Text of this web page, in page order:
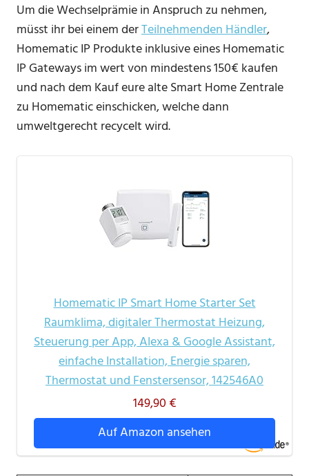
Um die Wechselprämie in Anspruch zu nehmen,
müsst ihr bei einem derTeilnehmenden Händler,
Homematic IP Produkte inklusive eines Homematic
IP Gateways im wert von mindestens 150€ kaufen
und nach dem Kauf eure alte Smart Home Zentrale
zu Homematic einschicken, welche dann
umweltgerecht recycelt wird.
Homematic IP Smart Home Starter Set
Raumklima, digitaler Thermostat Heizung,
Steuerung per App, Alexa & Google Assistant,
einfache Installation, Energie sparen,
Thermostat und Fenstersensor, 142546A0
149,90 €
Auf Amazon ansehen